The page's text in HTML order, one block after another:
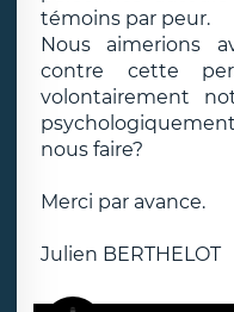
témoins par peur.
Nous aimerions
contre cette
volontairement
nous faire?
Merci par avance.
Julien BERTHELOT